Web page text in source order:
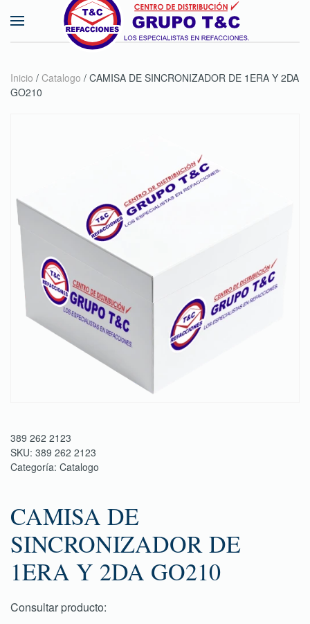
Skip to main content
Inicio / Catalogo / CAMISA DE SINCRONIZADOR DE 1ERA Y 2DA
GO210
389 262 2123
SKU: 389 262 2123
Categoría: Catalogo
CAMISA DE
SINCRONIZADOR DE
1ERA Y 2DA GO210
Consultar producto: